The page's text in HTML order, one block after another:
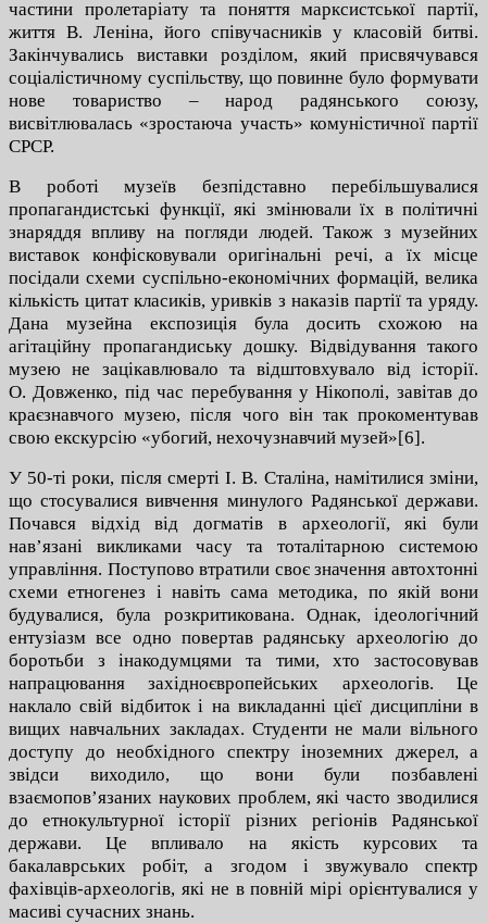
частини пролетаріату та поняття марксистської партії,
життя В. Леніна, його співучасників у класовій битві.
Закінчувались виставки розділом, який присвячувався
соціалістичному суспільству, що повинне було формувати
нове товариство – народ радянського союзу,
висвітлювалась «зростаюча участь» комуністичної партії
СРСР.
В роботі музеїв безпідставно перебільшувалися
пропагандистські функції, які змінювали їх в політичні
знаряддя впливу на погляди людей. Також з музейних
виставок конфісковували оригінальні речі, а їх місце
посідали схеми суспільно-економічних формацій, велика
кількість цитат класиків, уривків з наказів партії та уряду.
Дана музейна експозиція була досить схожою на
агітаційну пропагандиську дошку. Відвідування такого
музею не зацікавлювало та відштовхувало від історії.
О. Довженко, під час перебування у Нікополі, завітав до
краєзнавчого музею, після чого він так прокоментував
свою екскурсію «убогий, нехочузнавчий музей»[6].
У 50-ті роки, після смерті І. В. Сталіна, намітилися зміни,
що стосувалися вивчення минулого Радянської держави.
Почався відхід від догматів в археології, які були
нав’язані викликами часу та тоталітарною системою
управління. Поступово втратили своє значення автохтонні
схеми етногенез і навіть сама методика, по якій вони
будувалися, була розкритикована. Однак, ідеологічний
ентузіазм все одно повертав радянську археологію до
боротьби з інакодумцями та тими, хто застосовував
напрацювання західноєвропейських археологів. Це
наклало свій відбиток і на викладанні цієї дисципліни в
вищих навчальних закладах. Студенти не мали вільного
доступу до необхідного спектру іноземних джерел, а
звідси виходило, що вони були позбавлені
взаємопов’язаних наукових проблем, які часто зводилися
до етнокультурної історії різних регіонів Радянської
держави. Це впливало на якість курсових та
бакалаврських робіт, а згодом і звужувало спектр
фахівців-археологів, які не в повній мірі орієнтувалися у
масиві сучасних знань.